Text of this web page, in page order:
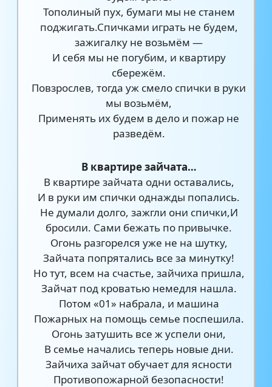
Тополиный пух, бумаги мы не станем
поджигать.Спичками играть не будем,
зажигалку не возьмём —
И себя мы не погубим, и квартиру
сбережём.
Повзрослев, тогда уж смело спички в руки
мы возьмём,
Применять их будем в дело и пожар не
разведём.
В квартире зайчата…
В квартире зайчата одни оставались,
И в руки им спички однажды попались.
Не думали долго, зажгли они спички,И
бросили. Сами бежать по привычке.
Огонь разгорелся уже не на шутку,
Зайчата попрятались все за минутку!
Но тут, всем на счастье, зайчиха пришла,
Зайчат под кроватью немедля нашла.
Потом «01» набрала, и машина
Пожарных на помощь семье поспешила.
Огонь затушить все ж успели они,
В семье начались теперь новые дни.
Зайчиха зайчат обучает для ясности
Противопожарной безопасности!